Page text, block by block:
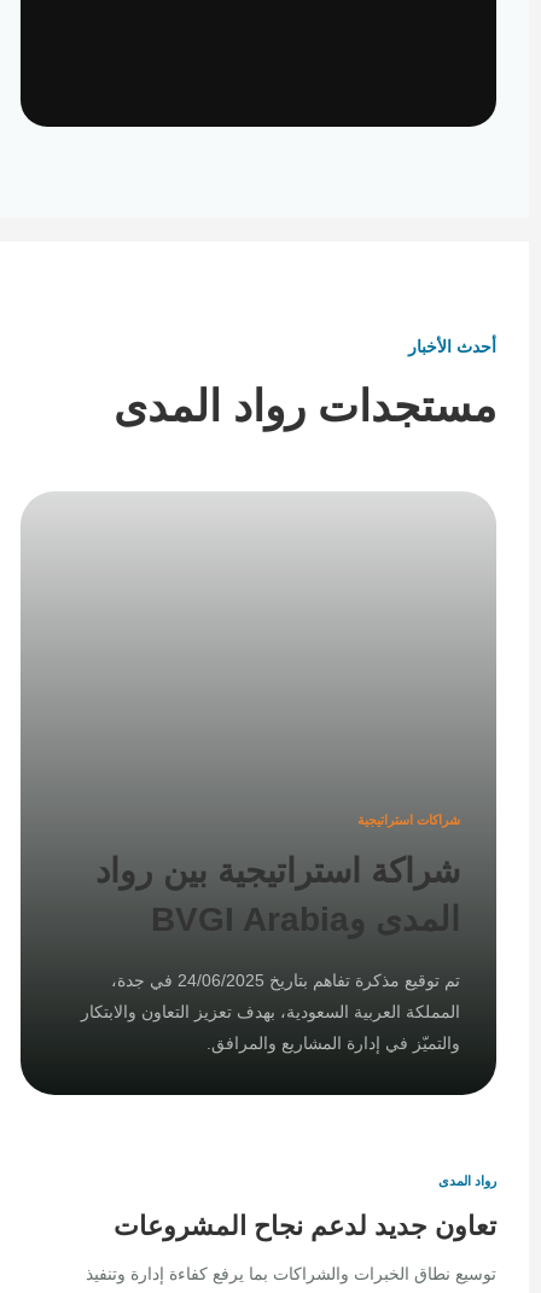
أحدث الأخبار
مستجدات رواد المدى
شراكات استراتيجية
شراكة استراتيجية بين رواد
المدى وBVGI Arabia
تم توقيع مذكرة تفاهم بتاريخ 24/06/2025 في جدة،
المملكة العربية السعودية، بهدف تعزيز التعاون والابتكار
والتميّز في إدارة المشاريع والمرافق.
رواد المدى
تعاون جديد لدعم نجاح المشروعات
توسيع نطاق الخبرات والشراكات بما يرفع كفاءة إدارة وتنفيذ